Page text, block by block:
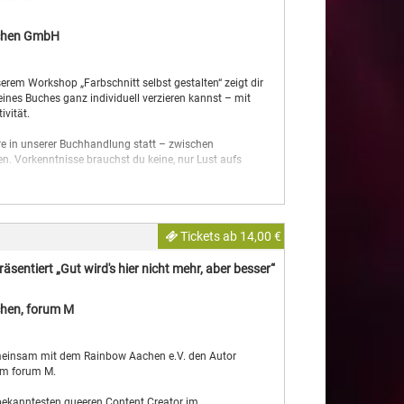
GmbH
Workshop „Farbschnitt selbst gestalten“ zeigt dir
Buches ganz individuell verzieren kannst – mit
in unserer Buchhandlung statt – zwischen
Vorkenntnisse brauchst du keine, nur Lust aufs
oder dir eins bei uns im Laden kaufen, das du
oder ein Notizbuch. Alle weiteren Materialien
mit vielen schönen Ideen!
statt.
Tickets ab 14,00 €
„Gut wird's hier nicht mehr, aber besser“
forum M
mit dem Rainbow Aachen e.V. den Autor
forum M.